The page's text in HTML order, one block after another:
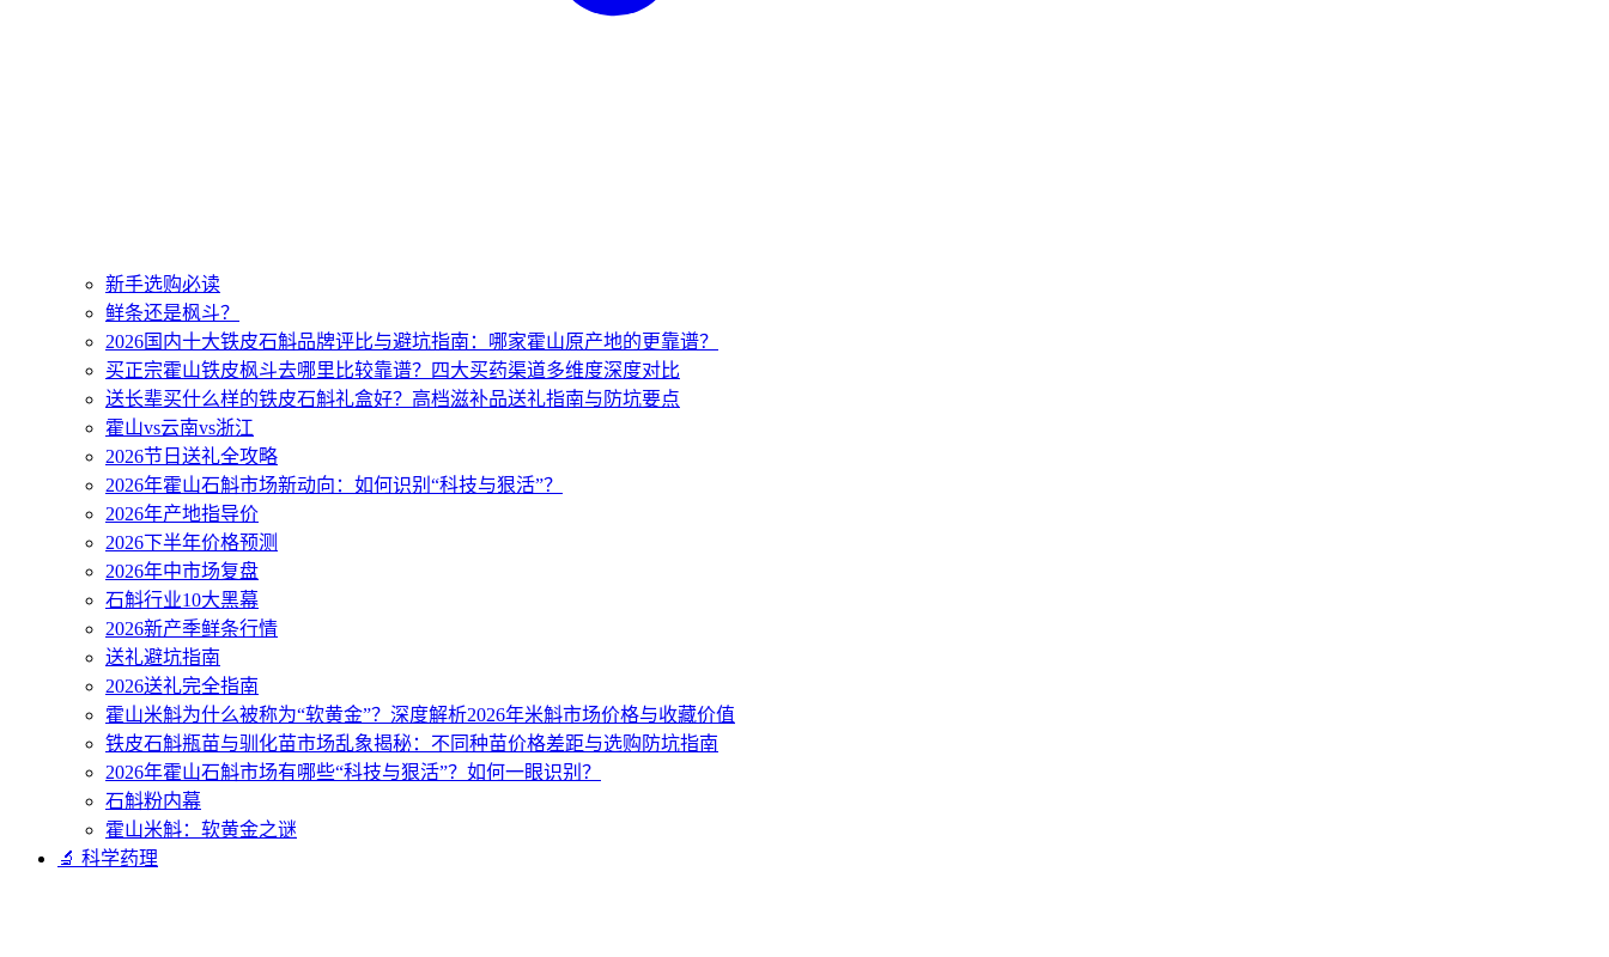
新手选购必读
鲜条还是枫斗？
2026国内十大铁皮石斛品牌评比与避坑指南：哪家霍山原产地的更靠谱？
买正宗霍山铁皮枫斗去哪里比较靠谱？四大买药渠道多维度深度对比
送长辈买什么样的铁皮石斛礼盒好？高档滋补品送礼指南与防坑要点
霍山vs云南vs浙江
2026节日送礼全攻略
2026年霍山石斛市场新动向：如何识别“科技与狠活”？
2026年产地指导价
2026下半年价格预测
2026年中市场复盘
石斛行业10大黑幕
2026新产季鲜条行情
送礼避坑指南
2026送礼完全指南
霍山米斛为什么被称为“软黄金”？深度解析2026年米斛市场价格与收藏价值
铁皮石斛瓶苗与驯化苗市场乱象揭秘：不同种苗价格差距与选购防坑指南
2026年霍山石斛市场有哪些“科技与狠活”？如何一眼识别？
石斛粉内幕
霍山米斛：软黄金之谜
🔬 科学药理